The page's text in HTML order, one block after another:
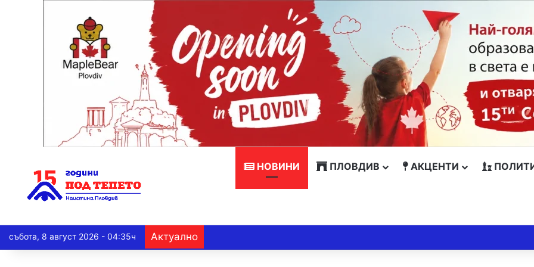
НОВИНИ ПЛОВДИВ АКЦЕНТИ
събота, 8 август 2026 - 04:35ч Актуално